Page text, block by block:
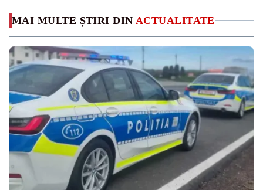
MAI MULTE ȘTIRI DIN ACTUALITATE